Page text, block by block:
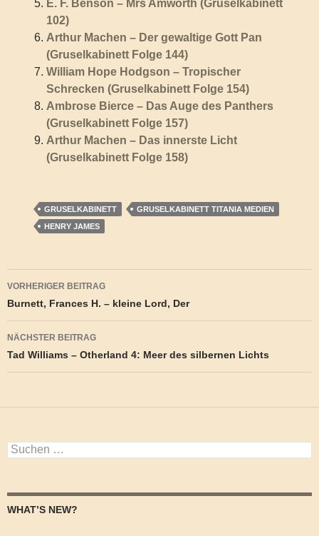
E. F. Benson – Mrs Amworth (Gruselkabinett
102)
Arthur Machen – Der gewaltige Gott Pan
(Gruselkabinett Folge 144)
William Hope Hodgson – Tropischer
Schrecken (Gruselkabinett Folge 154)
Ambrose Bierce – Das Auge des Panthers
(Gruselkabinett Folge 157)
Arthur Machen – Das innerste Licht
(Gruselkabinett Folge 158)
GRUSELKABINETT
GRUSELKABINETT TITANIA MEDIEN
HENRY JAMES
Beitragsnavigation
VORHERIGER BEITRAG
Burnett, Frances H. – kleine Lord, Der
NÄCHSTER BEITRAG
Tad Williams – Otherland 4: Meer des silbernen Lichts
Suchen
nach:
WHAT’S NEW?